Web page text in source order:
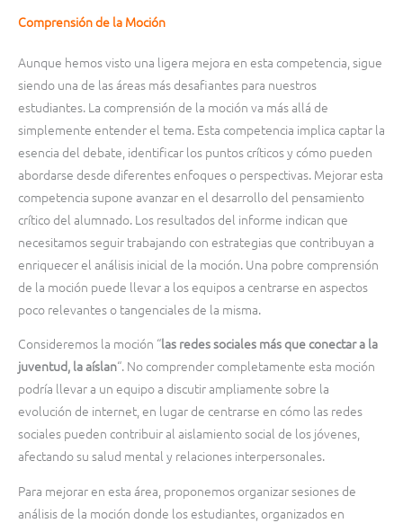
Comprensión de la Moción
Aunque hemos visto una ligera mejora en esta competencia, sigue
siendo una de las áreas más desafiantes para nuestros
estudiantes. La comprensión de la moción va más allá de
simplemente entender el tema. Esta competencia implica captar la
esencia del debate, identificar los puntos críticos y cómo pueden
abordarse desde diferentes enfoques o perspectivas. Mejorar esta
competencia supone avanzar en el desarrollo del pensamiento
crítico del alumnado. Los resultados del informe indican que
necesitamos seguir trabajando con estrategias que contribuyan a
enriquecer el análisis inicial de la moción. Una pobre comprensión
de la moción puede llevar a los equipos a centrarse en aspectos
poco relevantes o tangenciales de la misma.
Consideremos la moción “las redes sociales más que conectar a la
juventud, la aíslan“. No comprender completamente esta moción
podría llevar a un equipo a discutir ampliamente sobre la
evolución de internet, en lugar de centrarse en cómo las redes
sociales pueden contribuir al aislamiento social de los jóvenes,
afectando su salud mental y relaciones interpersonales.
Para mejorar en esta área, proponemos organizar sesiones de
análisis de la moción donde los estudiantes, organizados en